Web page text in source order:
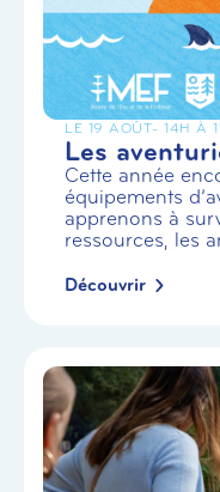
LE 19 AOÛT- 14H À
Les
Cette année
équipements
apprenons à
ressources, les
Découvrir